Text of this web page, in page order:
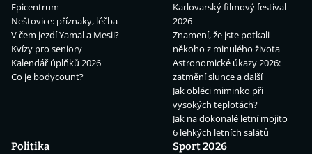
Epicentrum
Neštovice: příznaky, léčba
V čem jezdí Yamal a Mesii?
Kvízy pro seniory
Kalendář úplňků 2026
Co je bodycount?
Karlovarský filmový festival
2026
Znamení, že jste potkali
někoho z minulého života
Astronomické úkazy 2026:
zatmění slunce a další
Jak obléci miminko při
vysokých teplotách?
Jak na dokonalé letní mojito
6 lehkých letních salátů
Politika
Sport 2026